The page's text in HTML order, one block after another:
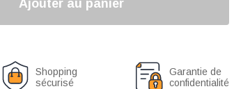
Ajouter au panier
Shopping
sécurisé
Garantie de
confidentialité